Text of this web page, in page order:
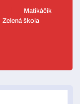
Matikáčik
Zelená škola